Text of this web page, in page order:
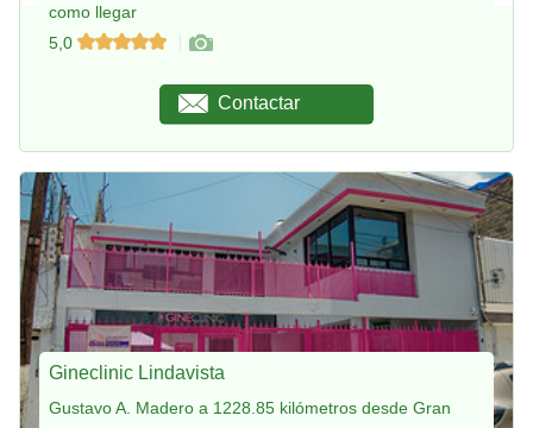
como llegar
5,0
Contactar
Gineclinic Lindavista
Gustavo A. Madero a 1228.85 kilómetros desde Gran